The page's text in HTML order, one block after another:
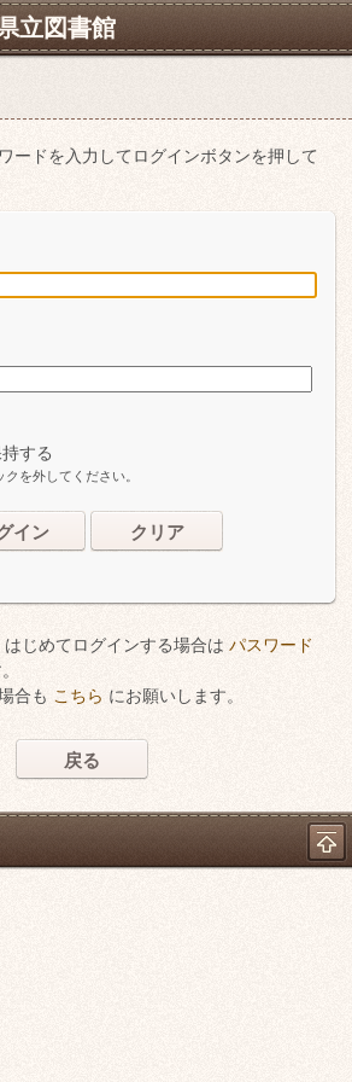
立図書館
ードを入力してログインボタンを押して
する
を外してください。
イン クリア
じめてログインする場合は パスワード
合も こちら にお願いします。
戻る